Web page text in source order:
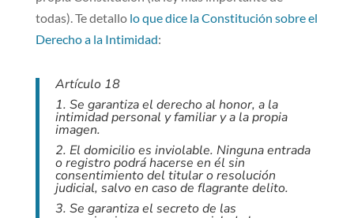
todas). Te detallo lo que dice la Constitución sobre el
Derecho a la Intimidad:
Artículo 18
1. Se garantiza el derecho al honor, a la
intimidad personal y familiar y a la propia
imagen.
2. El domicilio es inviolable. Ninguna entrada
o registro podrá hacerse en él sin
consentimiento del titular o resolución
judicial, salvo en caso de flagrante delito.
3. Se garantiza el secreto de las